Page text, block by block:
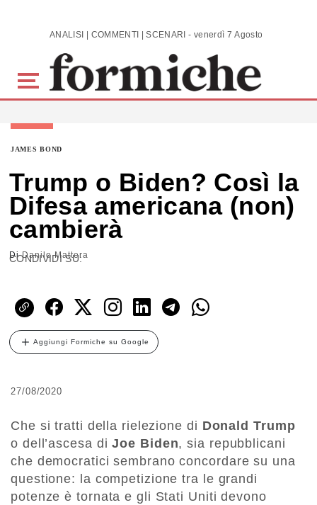
Skip to main content ANALISI | COMMENTI | SCENARI - venerdì 7 Agosto 2026
JAMES BOND
Trump o Biden? Così la
Difesa americana (non)
cambierà
DiDanilo Mattera
CONDIVIDI SU:
Aggiungi Formiche su Google
27/08/2020
Che si tratti della rielezione di Donald Trump
o dell’ascesa diJoe Biden, sia repubblicani
che democratici sembrano concordare su una
questione: la competizione tra le grandi
potenze è tornata e gli Stati Uniti devono